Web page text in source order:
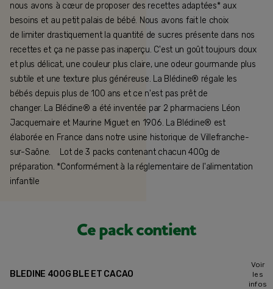
nous avons à cœur de proposer des recettes adaptées* aux
besoins et au petit palais de bébé. Nous avons fait le choix
de limiter drastiquement la quantité de sucres présente dans nos
recettes et ça ne passe pas inaperçu. C'est un goût toujours doux
et plus délicat, une couleur plus claire, une odeur gourmande plus
subtile et une texture plus généreuse. La Blédine® régale les
bébés depuis plus de 100 ans et ce n'est pas prêt de
changer. La Blédine® a été inventée par 2 pharmaciens Léon
Jacquemaire et Maurine Miguet en 1906. La Blédine® est
élaborée en France dans notre usine historique de Villefranche-
sur-Saône. Lot de 3 packs contenant chacun 400g de
préparation. *Conformément à la réglementaire de l'alimentation
infantile
Ce pack contient
BLEDINE 400G BLE ET CACAO
Voir
les
infos